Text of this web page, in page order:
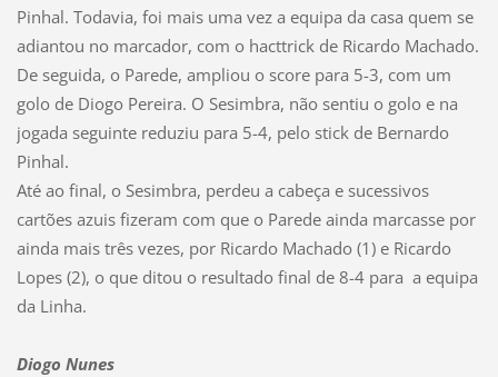
Pinhal. Todavia, foi mais uma vez a equipa da casa quem se
adiantou no marcador, com o hacttrick de Ricardo Machado.
De seguida, o Parede, ampliou o score para 5-3, com um
golo de Diogo Pereira. O Sesimbra, não sentiu o golo e na
jogada seguinte reduziu para 5-4, pelo stick de Bernardo
Pinhal.
Até ao final, o Sesimbra, perdeu a cabeça e sucessivos
cartões azuis fizeram com que o Parede ainda marcasse por
ainda mais três vezes, por Ricardo Machado (1) e Ricardo
Lopes (2), o que ditou o resultado final de 8-4 para a equipa
da Linha.
Diogo Nunes